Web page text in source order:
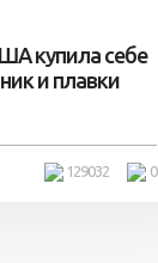
купила себе
и плавки
0
129032